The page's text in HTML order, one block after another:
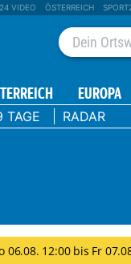
VIDEO ÖSTERREICH
EUROPA
TAGE RADAR
06.08. 12:00 bis Fr